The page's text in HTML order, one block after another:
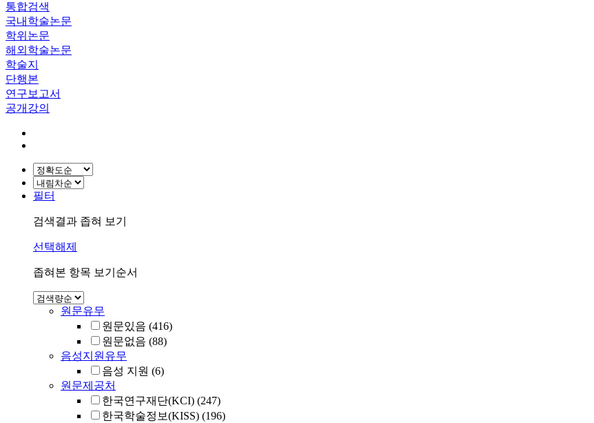
통합검색
국내학술논문
학위논문
해외학술논문
학술지
단행본
연구보고서
공개강의
필터
검색결과 좁혀 보기
선택해제
좁혀본 항목 보기순서
원문유무
원문있음 (416)
원문없음 (88)
음성지원유무
음성 지원 (6)
원문제공처
한국연구재단(KCI) (247)
한국학술정보(KISS) (196)